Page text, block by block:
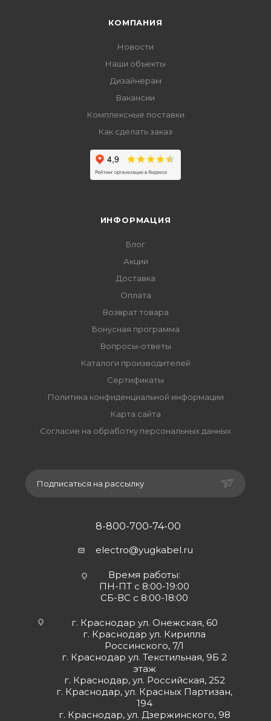
КОМПАНИЯ
Новости
Наши объекты
Дизайнерам
Вакансии
Комплексные поставки
Как сделать заказ
ИНФОРМАЦИЯ
Блог
Акции
Доставка
Оплата
Возврат товара
Бонусная программа
Вопросы-ответы
Каталоги производителей
Сертификаты
Политика конфиденциальной информации
Карта сайта
Согласие на обработку персональных данных
Подписаться на рассылку
8-800-700-74-00
electro@yugkabel.ru
Время работы:
ПН-ПТ с 8:00-19:00
СБ-ВС с 8:00-18:00
г. Краснодар ул. Онежская, 60
г. Краснодар ул. Кирилла
Россинского, 7/1
г. Краснодар ул. Текстильная, 9Б 2
этаж
г. Краснодар, ул. Российская, 252
г. Краснодар, ул. Красных Партизан,
194
г. Краснодар, ул. Дзержинского, 98